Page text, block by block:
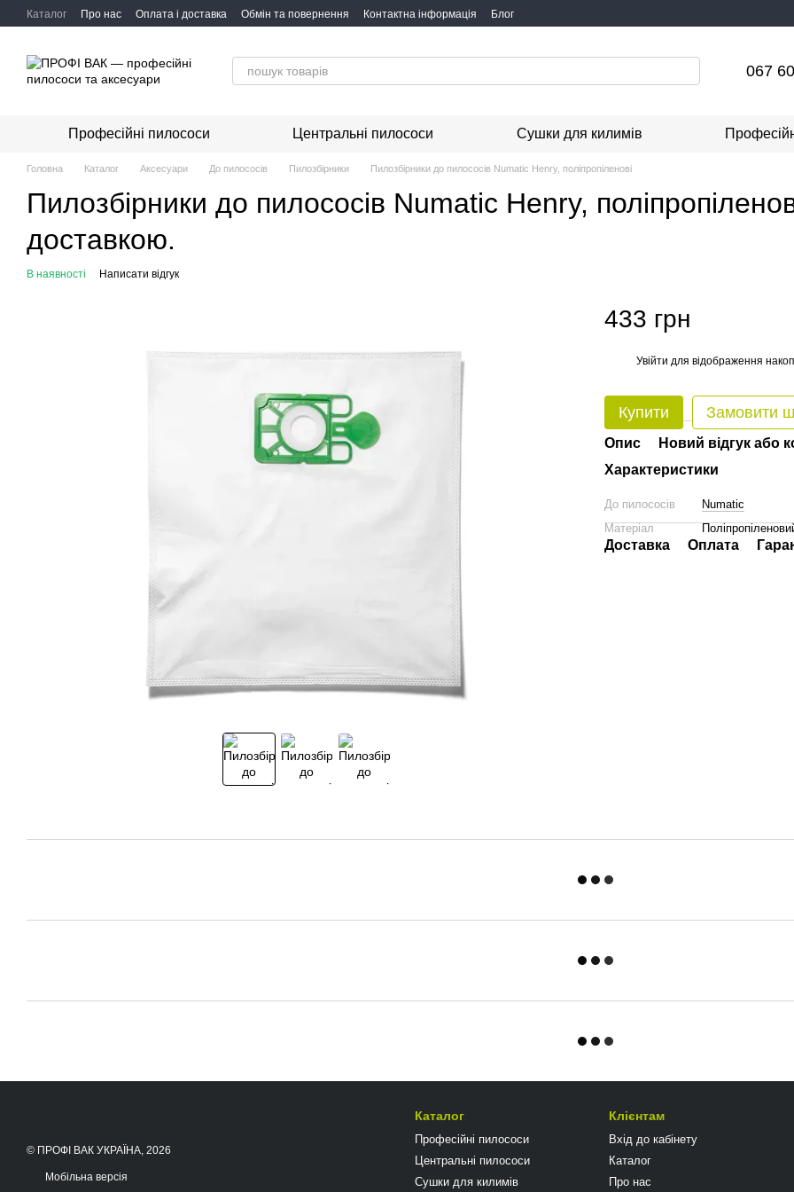
Перейти до основного контенту
Каталог Про нас Оплата і доставка Обмін та повернення Контактна інформація Блог
067
Професійні пилососи Центральні пилососи Сушки для килимів
Головна Каталог Аксесуари До пилососів Пилозбірники Пилозбірники до пилососів Numatic Henry, поліпропіленові
Пилозбірники до пилососів Numatic Henry,
доставкою.
В наявності Написати відгук
433 грн
Увійти для відображення
Купити Замовити
Опис
Новий відгук або
Характеристики
До пилососів
Numatic
Матеріал
Доставка Оплата
© ПРОФІ ВАК УКРАЇНА, 2026
Мобільна версія
Каталог
Професійні пилососи
Центральні пилососи
Сушки для килимів
Клієнтам
Вхід до кабінету
Каталог
Про нас